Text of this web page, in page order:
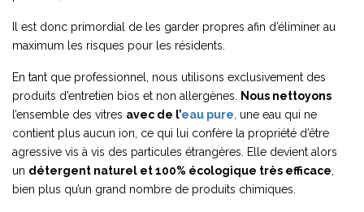
Il est donc primordial de les garder propres afin d’éliminer au
maximum les risques pour les résidents.
En tant que professionnel, nous utilisons exclusivement des
produits d’entretien bios et non allergènes.
Nous nettoyons
l’ensemble des vitres avec de l’eau pure , une eau qui ne
contient plus aucun ion, ce qui lui confère la propriété d’être
agressive vis à vis des particules étrangères. Elle devient alors
un détergent naturel et 100% écologique très efficace
bien plus qu’un grand nombre de produits chimiques.